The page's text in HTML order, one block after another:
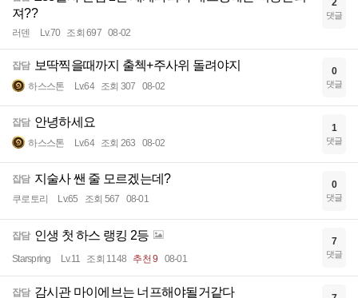
져??
러덴 Lv.70 조회 697 08-02
2
댓글
잡담 보딱찍을때까지 출첵+주사위 돌려야지
하스스톤 Lv.64 조회 307 08-02
0
댓글
잡담 안녕하세요
하스스톤 Lv.64 조회 263 08-02
1
댓글
잡담 지술사 쌘 줄 모르겠는데?
쿠로토리 Lv.65 조회 567 08-01
0
댓글
잡담 인생 첫 하스 랭킹 2등
Starspring Lv.11 조회 1148 추천 9 08-01
7
댓글
잡담 감시관 마이에브는 너프해야될거같다